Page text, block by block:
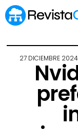
27 DICIEMBRE 2024